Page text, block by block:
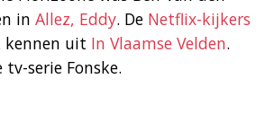
in Allez, Eddy. De Netflix-kijkers
kennen uit In Vlaamse Velden.
serie Fonske.